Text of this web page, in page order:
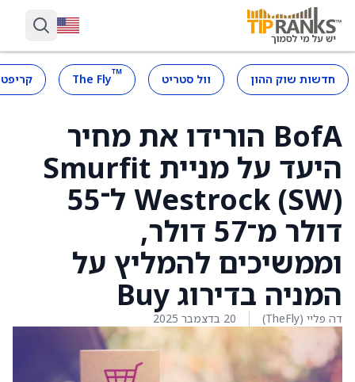
חדשות שוק ההון וול סטריט ™
The Fly
BofA הורידו את מחיר
היעד על מניית Smurfit
Westrock (SW) ל־55
דולר מ־57 דולר,
וממשיכים להמליץ על
המניה בדירוג Buy
דה פליי (TheFly) 20 בדצמבר 2025